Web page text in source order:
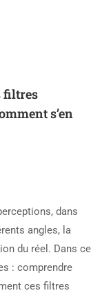
filtres
s’en
dans
angles, la
du réel. Dans ce
: comprendre
ces filtres